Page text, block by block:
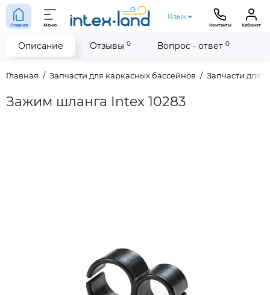
Главная Меню
Язык
Контакты Кабинет
Главная Запчасти для каркасных бассейнов Запчасти для
Зажим шланга Intex 10283
Описание Отзывы 0 Вопрос - ответ 0